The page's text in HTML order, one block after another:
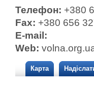
Телефон: +380
Fax: +380 656
E-mail:
Web:
Карта